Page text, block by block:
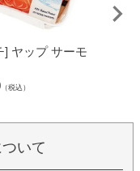
] ヤップ サーモ
（税込）
いて